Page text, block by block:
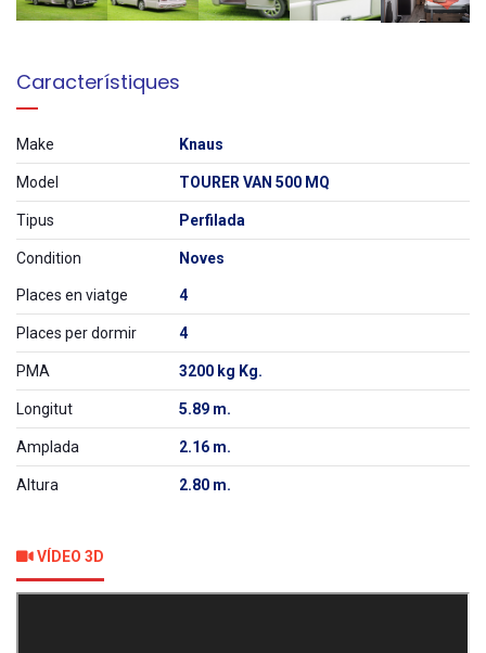
Característiques
Make Knaus
Model TOURER VAN 500 MQ
Tipus Perfilada
Condition Noves
Places en viatge 4
Places per dormir 4
PMA 3200 kg Kg.
Longitut 5.89 m.
Amplada 2.16 m.
Altura 2.80 m.
VÍDEO 3D